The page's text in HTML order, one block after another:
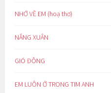
NHỚ VỀ EM (hoạ thơ)
NẮNG XUÂN
GIÓ ĐÔNG
EM LUÔN Ở TRONG TIM ANH